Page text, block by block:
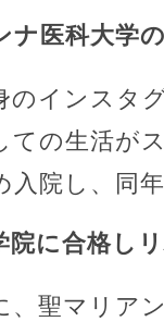
ナ医科大学
のインスタ
ての生活が
入院し、同
院に合格し
、聖マリア